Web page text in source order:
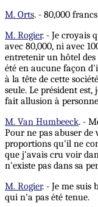
M. Orts. - 80,000
M. Rogier. - Je croyais
avec 80,000, ni avec
entretenir un hôtel
été en aucune façon
à la tête de cette
seule. Le président est,
fait allusion à
M. Van Humbeeck. -
Pour ne pas abuser de
proportions qu'il ne
que j'avais cru voir
n'existe pas dans sa
M. Rogier. - Je me suis
qui n'a pas été tenue.